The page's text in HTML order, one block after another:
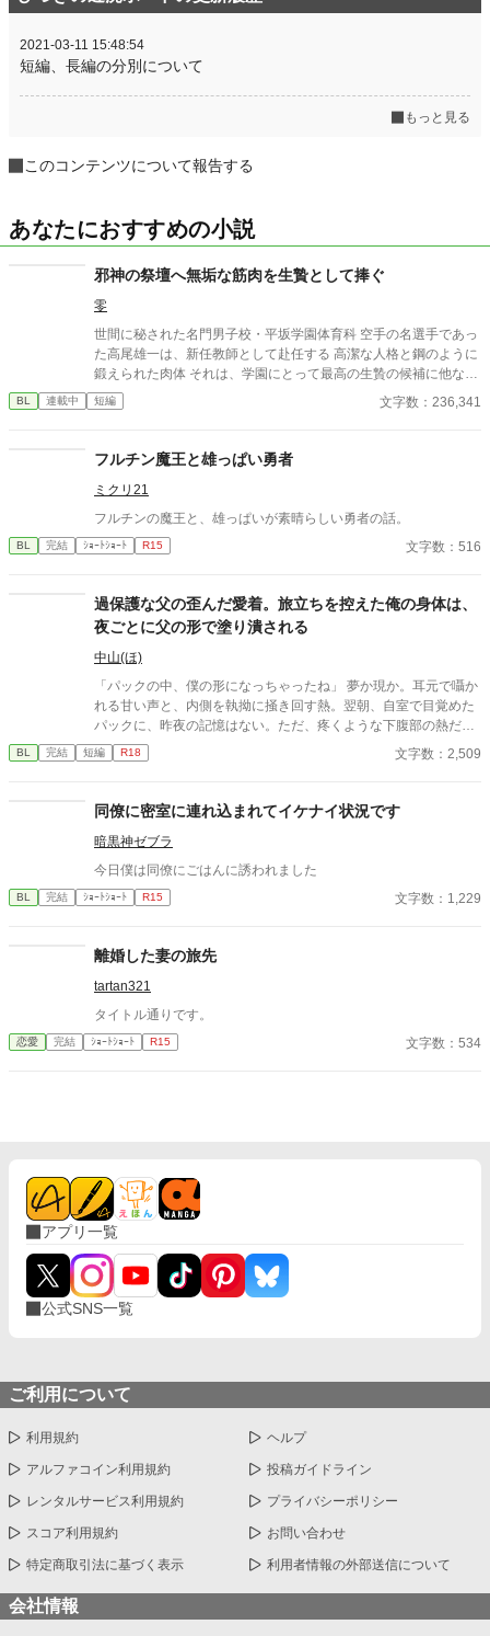
2021-03-11 15:48:54
短編、長編の分別について
もっと見る
このコンテンツについて報告する
あなたにおすすめの小説
邪神の祭壇へ無垢な筋肉を生贄として捧ぐ
零
世間に秘された名門男子校・平坂学園体育科 空手の名選手であっ
た高尾雄一は、新任教師として赴任する 高潔な人格と鋼のように
鍛えられた肉体 それは、学園にとって最高の生贄の候補に他なら
なかった 至高の筋肉を持つ、精神を削られ意志をなくした青年を
太古の神に捧げるため、“水”、“風”、“土”の信奉者達が暗躍する 意
校で繰り広げられるダークファンタジー
BL 連載中 短編 文字数：236,341
フルチン魔王と雄っぱい勇者
ミクリ21
フルチンの魔王と、雄っぱいが素晴らしい勇者の話。
BL 完結 ｼｮｰﾄｼｮｰﾄ R15 文字数：516
過保護な父の歪んだ愛着。旅立ちを控えた俺の身体は、
夜ごとに父の形で塗り潰される
中山(ほ)
「パックの中、僕の形になっちゃったね」 夢か現か。耳元で囁か
れる甘い声と、内側を執拗に掻き回す熱。翌朝、自室で目覚めた
パックに、昨夜の記憶はない。ただ、疼くような下腹部の熱だけ
が残っていた。 相談しようと向かった相手こそが、自分を侵食し
ている張本人だとも知らずに、パックは父の部屋の扉を開く。 こ
BL 完結 短編 R18 文字数：2,509
同僚に密室に連れ込まれてイケナイ状況です
暗黒神ゼブラ
今日僕は同僚にごはんに誘われました
BL 完結 ｼｮｰﾄｼｮｰﾄ R15 文字数：1,229
離婚した妻の旅先
tartan321
タイトル通りです。
恋愛 完結 ｼｮｰﾄｼｮｰﾄ R15 文字数：534
アプリ一覧
公式SNS一覧
ご利用について
利用規約 ヘルプ
アルファコイン利用規約 投稿ガイドライン
レンタルサービス利用規約 プライバシーポリシー
スコア利用規約 お問い合わせ
特定商取引法に基づく表示 利用者情報の外部送信について
会社情報